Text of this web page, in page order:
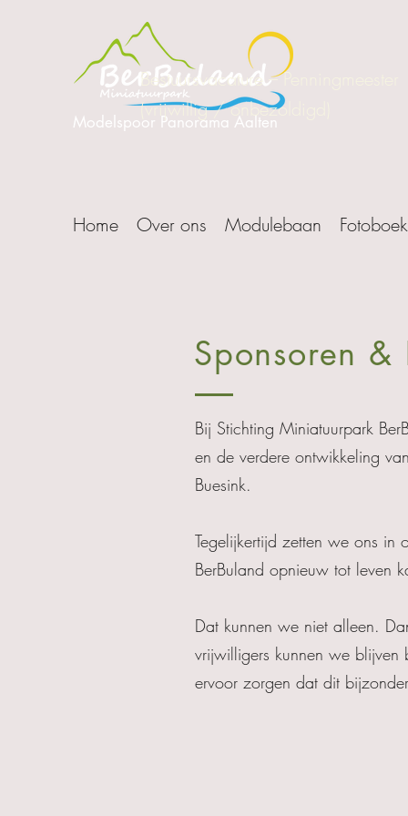
Modelspoor Panorama Aalten
Bestuursvacature – Penningmeester
(vrijwillig / onbezoldigd)
Home Over ons Modulebaan Fotoboek
Sponsoren &
Bij Stichting Miniatuurpark
en de verdere ontwikkeling
Buesink.
Tegelijkertijd zetten we ons in
BerBuland opnieuw tot leven
Dat kunnen we niet alleen.
vrijwilligers kunnen we blijven
ervoor zorgen dat dit